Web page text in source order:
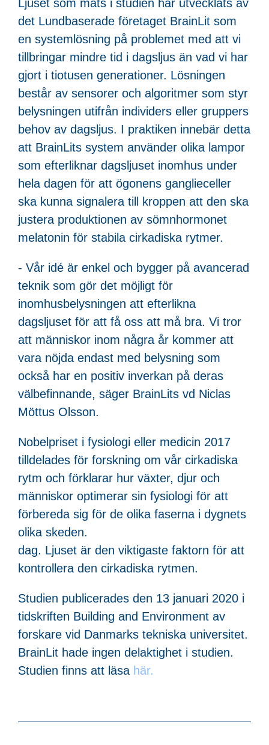
Ljuset som mäts i studien har utvecklats av
det Lundbaserade företaget BrainLit som
en systemlösning på problemet med att vi
tillbringar mindre tid i dagsljus än vad vi har
gjort i tiotusen generationer. Lösningen
består av sensorer och algoritmer som styr
belysningen utifrån individers eller gruppers
behov av dagsljus. I praktiken innebär detta
att BrainLits system använder olika lampor
som efterliknar dagsljuset inomhus under
hela dagen för att ögonens ganglieceller
ska kunna signalera till kroppen att den ska
justera produktionen av sömnhormonet
melatonin för stabila cirkadiska rytmer.
- Vår idé är enkel och bygger på avancerad
teknik som gör det möjligt för
inomhusbelysningen att efterlikna
dagsljuset för att få oss att må bra. Vi tror
att människor inom några år kommer att
vara nöjda endast med belysning som
också har en positiv inverkan på deras
välbefinnande, säger BrainLits vd Niclas
Möttus Olsson.
Nobelpriset i fysiologi eller medicin 2017
tilldelades för forskning om vår cirkadiska
rytm och förklarar hur växter, djur och
människor optimerar sin fysiologi för att
förbereda sig för de olika faserna i dygnets
olika skeden.
dag. Ljuset är den viktigaste faktorn för att
kontrollera den cirkadiska rytmen.
Studien publicerades den 13 januari 2020 i
tidskriften Building and Environment av
forskare vid Danmarks tekniska universitet.
BrainLit hade ingen delaktighet i studien.
Studien finns att läsa här.